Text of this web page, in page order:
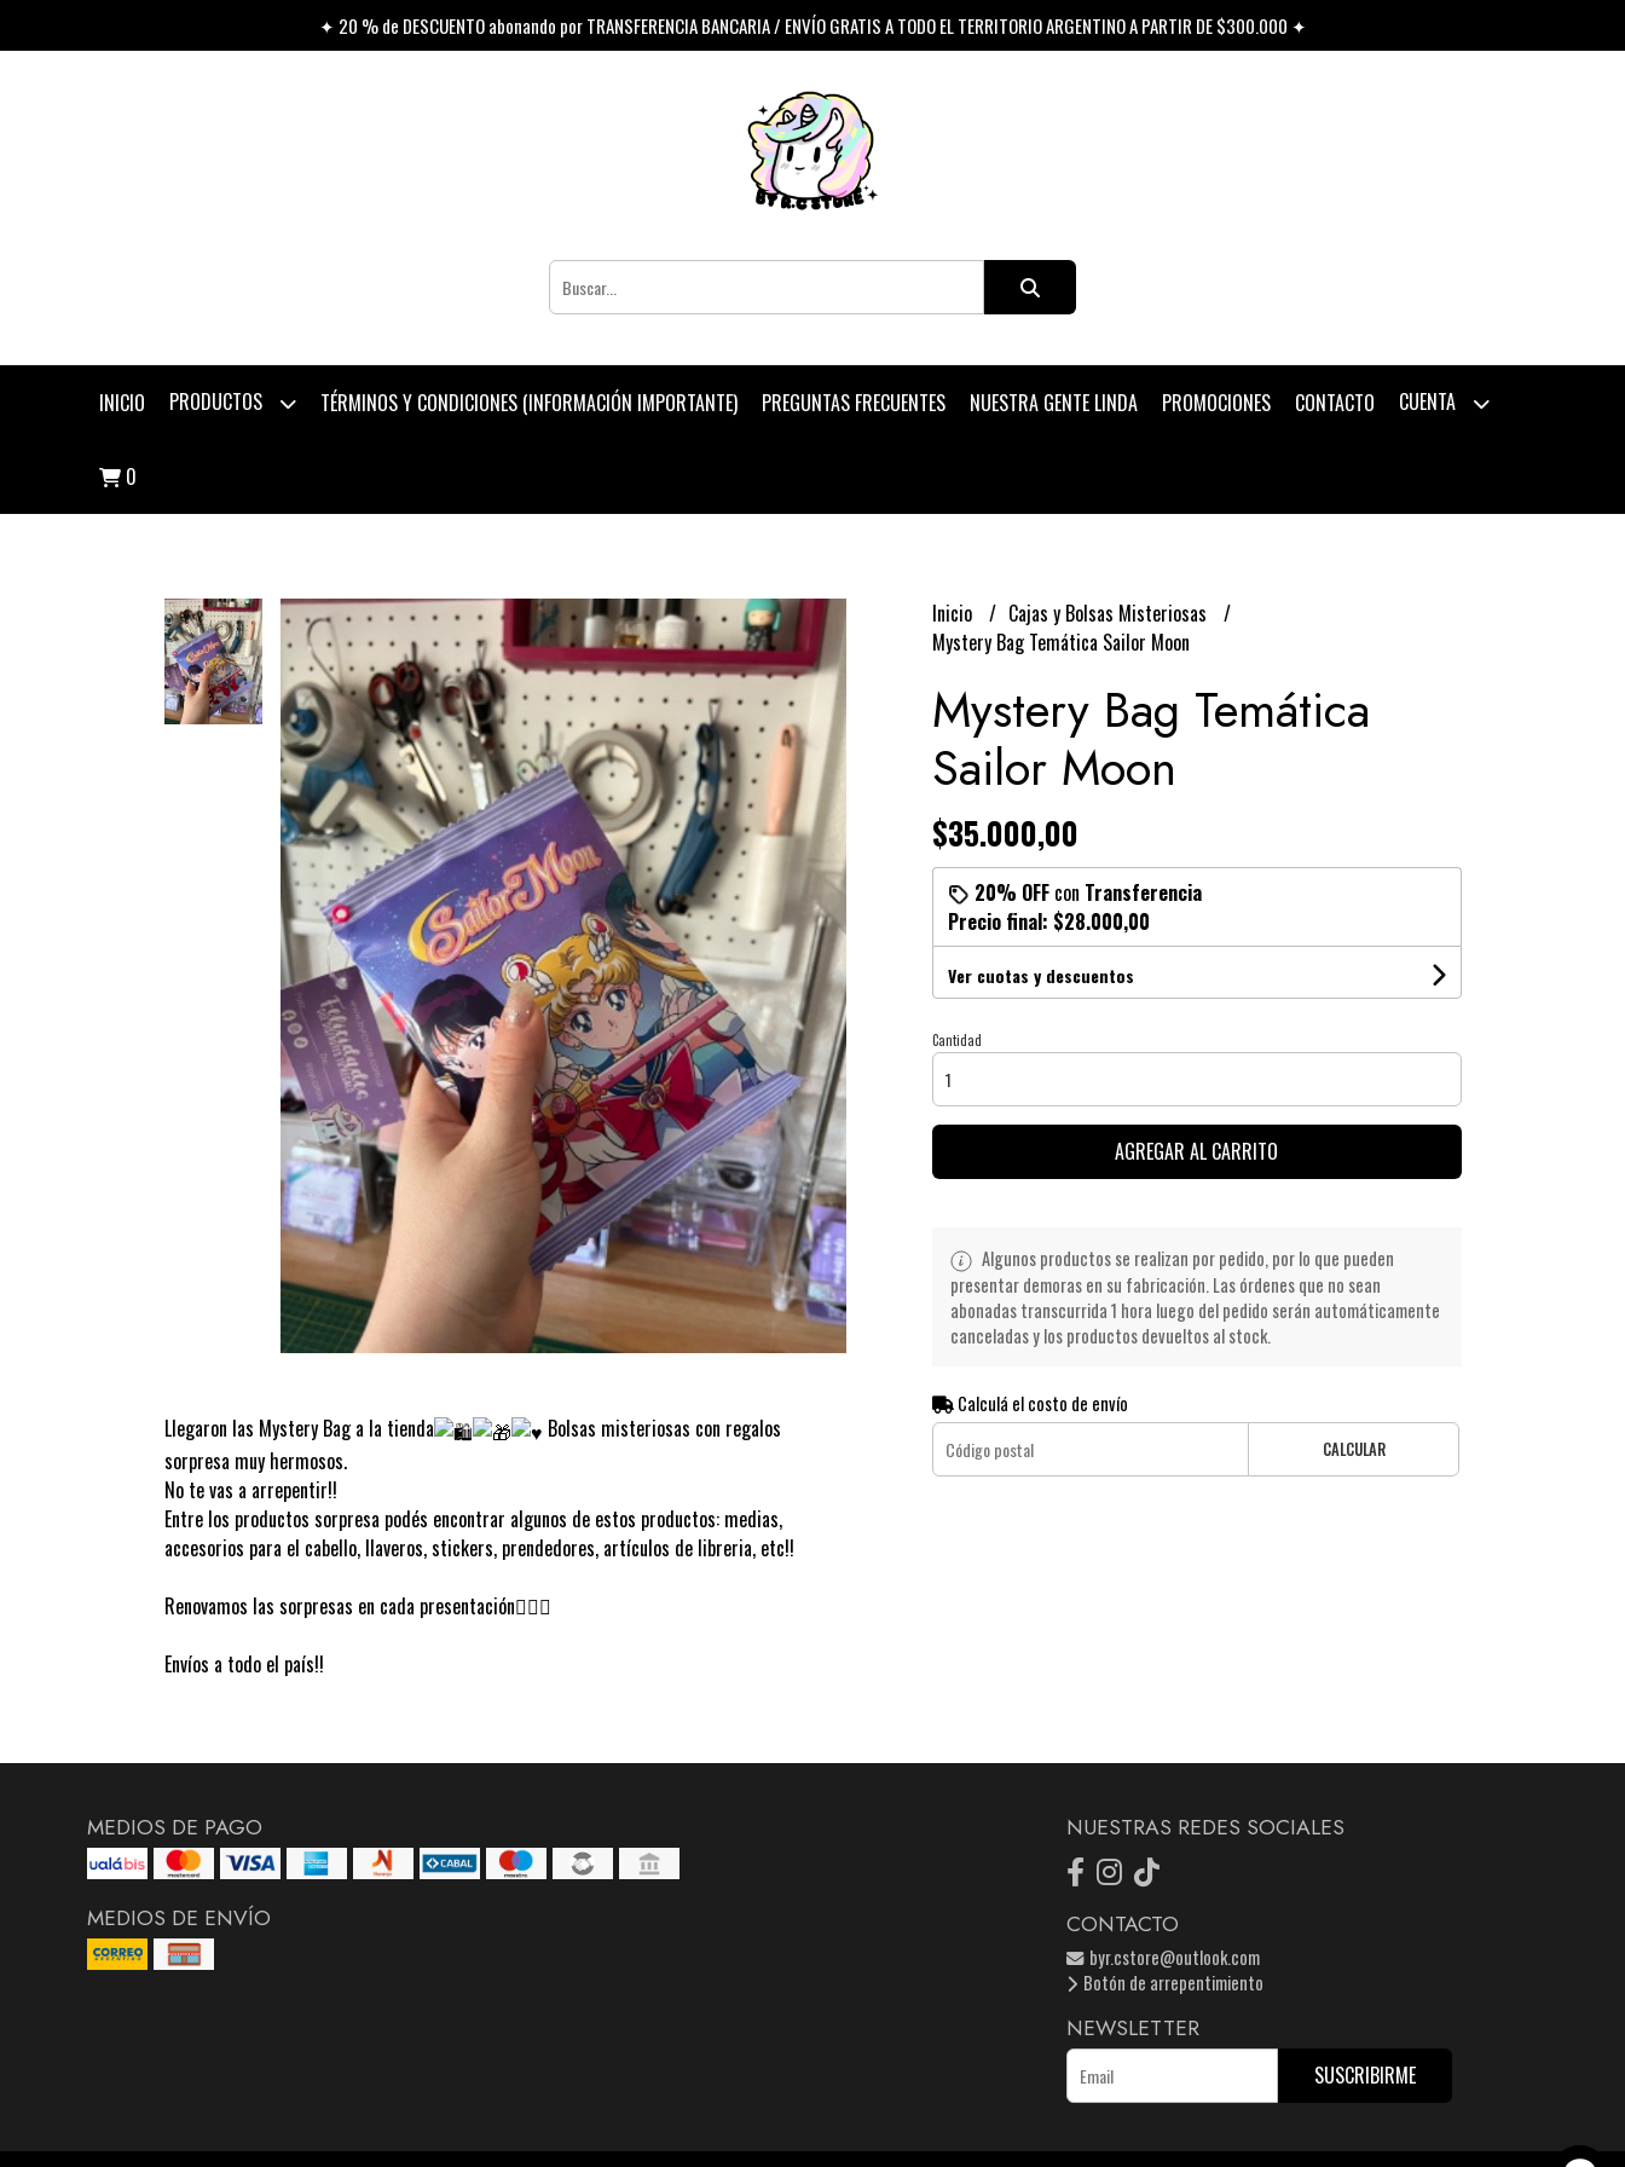
✦ 20 % de DESCUENTO abonando por TRANSFERENCIA BANCARIA / ENVÍO GRATIS A TODO EL TERRITORIO ARGENTINO A PARTIR DE $300.000 ✦
INICIO PRODUCTOS TÉRMINOS Y CONDICIONES (INFORMACIÓN IMPORTANTE) PREGUNTAS FRECUENTES NUESTRA GENTE LINDA PROMOCIONES CONTACTO CUENTA
0
Llegaron las Mystery Bag a la tienda
Bolsas misteriosas con regalos
sorpresa muy hermosos.
No te vas a arrepentir!!
Entre los productos sorpresa podés encontrar algunos de estos productos: medias,
accesorios para el cabello, llaveros, stickers, prendedores, artículos de libreria, etc!!
Renovamos las sorpresas en cada presentación🙋🏻‍♀️
Envíos a todo el país!!
Inicio
Cajas y Bolsas Misteriosas
Mystery Bag Temática Sailor Moon
Mystery Bag Temática
Sailor Moon
$35.000,00
20% OFFcon Transferencia
Precio final: $28.000,00
Ver cuotas y descuentos
Cantidad
AGREGAR AL CARRITO
Algunos productos se realizan por pedido, por lo que pueden
presentar demoras en su fabricación. Las órdenes que no sean
abonadas transcurrida 1 hora luego del pedido serán automáticamente
canceladas y los productos devueltos al stock.
Calculá el costo de envío
CALCULAR
MEDIOS DE PAGO
MEDIOS DE ENVÍO
NUESTRAS REDES SOCIALES
CONTACTO
byr.cstore@outlook.com
Botón de arrepentimiento
NEWSLETTER
SUSCRIBIRME